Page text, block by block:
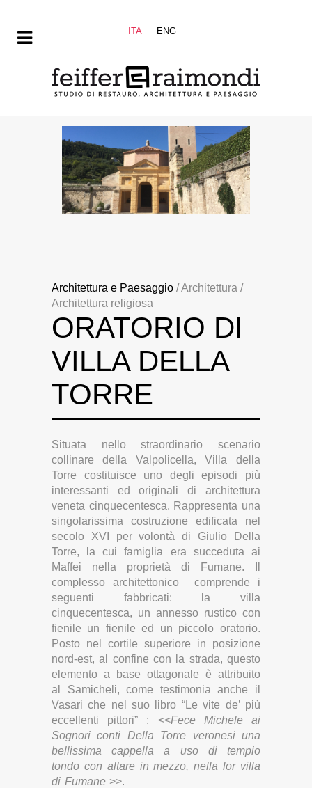
ITA ENG
Architettura e Paesaggio / Architettura /
Architettura religiosa
ORATORIO DI
VILLA DELLA
TORRE
Situata nello straordinario scenario
collinare della Valpolicella, Villa della
Torre costituisce uno degli episodi più
interessanti ed originali di architettura
veneta cinquecentesca. Rappresenta una
singolarissima costruzione edificata nel
secolo XVI per volontà di Giulio Della
Torre, la cui famiglia era succeduta ai
Maffei nella proprietà di Fumane. Il
complesso architettonico comprende i
seguenti fabbricati: la villa
cinquecentesca, un annesso rustico con
fienile un fienile ed un piccolo oratorio.
Posto nel cortile superiore in posizione
nord-est, al confine con la strada, questo
elemento a base ottagonale è attribuito
al Samicheli, come testimonia anche il
Vasari che nel suo libro “Le vite de’ più
eccellenti pittori” : <<Fece Michele ai
Sognori conti Della Torre veronesi una
bellissima cappella a uso di tempio
tondo con altare in mezzo, nella lor villa
di Fumane>>.